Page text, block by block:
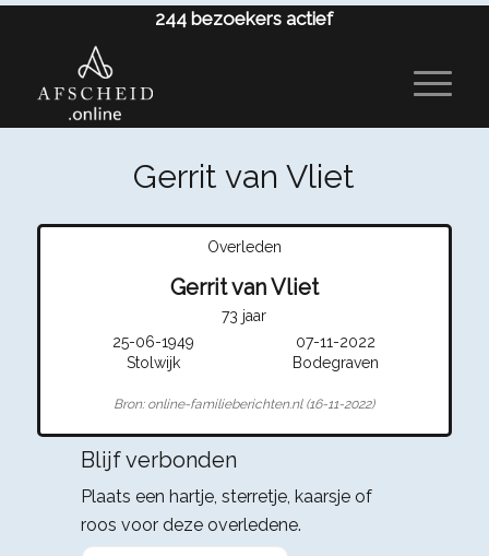
244 bezoekers actief
Gerrit van Vliet
Overleden
Gerrit van Vliet
73 jaar
25-06-1949
07-11-2022
Stolwijk
Bodegraven
Bron: online-familieberichten.nl (16-11-2022)
Blijf verbonden
Plaats een hartje, sterretje, kaarsje of
roos voor deze overledene.